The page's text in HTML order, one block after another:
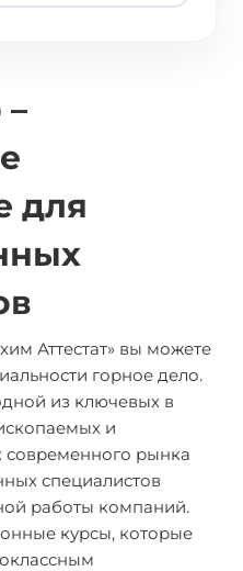
для
Аттестат» вы можете
горное дело.
из ключевых в
и
современного рынка
специалистов
работы компаний.
курсы, которые